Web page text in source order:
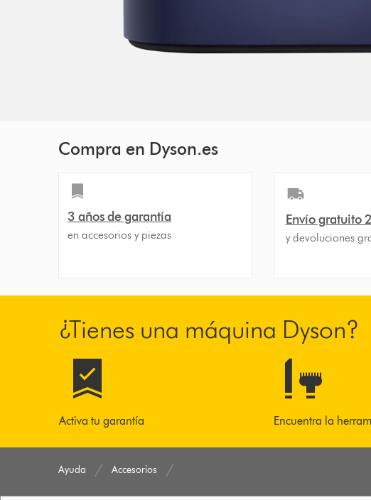
Compra en Dyson.es
3 años de garantía
en accesorios y piezas
Envío gratuito
y devoluciones
¿Tienes una máquina Dyson?
Activa tu garantía Encuentra la
Ayuda Accesorios